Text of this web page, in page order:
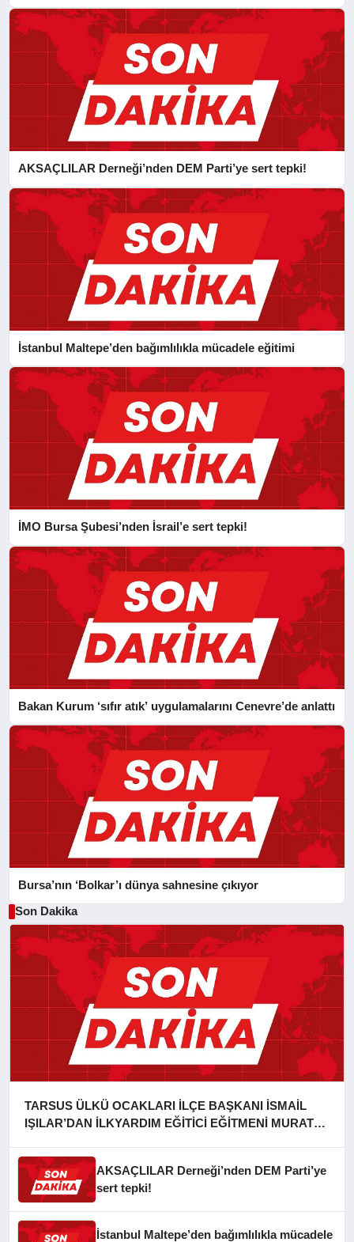
CAN FİDAN’A ZİYARET
AKSAÇLILAR Derneği’nden DEM Parti’ye sert tepki!
İstanbul Maltepe’den bağımlılıkla mücadele eğitimi
İMO Bursa Şubesi’nden İsrail’e sert tepki!
Bakan Kurum ‘sıfır atık’ uygulamalarını Cenevre’de anlattı
Bursa’nın ‘Bolkar’ı dünya sahnesine çıkıyor
Son Dakika
TARSUS ÜLKÜ OCAKLARI İLÇE BAŞKANI İSMAİL
IŞILAR’DAN İLKYARDIM EĞİTİCİ EĞİTMENİ MURAT
AKSAÇLILAR Derneği’nden DEM Parti’ye
sert tepki!
İstanbul Maltepe’den bağımlılıkla mücadele